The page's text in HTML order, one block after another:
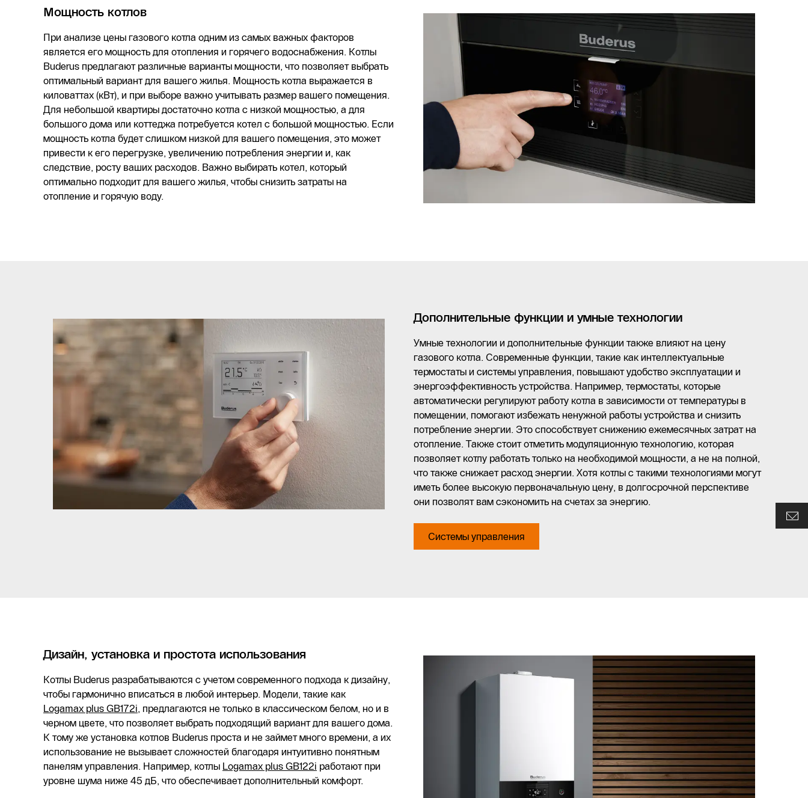
Мощность котлов
При анализе цены газового котла одним из самых важных факторов
является его мощность для отопления и горячего водоснабжения. Котлы
Buderus предлагают различные варианты мощности, что позволяет выбрать
оптимальный вариант для вашего жилья. Мощность котла выражается в
киловаттах (кВт), и при выборе важно учитывать размер вашего помещения.
Для небольшой квартиры достаточно котла с низкой мощностью, а для
большого дома или коттеджа потребуется котел с большой мощностью. Если
мощность котла будет слишком низкой для вашего помещения, это может
привести к его перегрузке, увеличению потребления энергии и, как
следствие, росту ваших расходов. Важно выбирать котел, который
оптимально подходит для вашего жилья, чтобы снизить затраты на
отопление и горячую воду.
Дополнительные функции и умные технологии
Умные технологии и дополнительные функции также влияют на цену
газового котла. Современные функции, такие как интеллектуальные
термостаты и системы управления, повышают удобство эксплуатации и
энергоэффективность устройства. Например, термостаты, которые
автоматически регулируют работу котла в зависимости от температуры в
помещении, помогают избежать ненужной работы устройства и снизить
потребление энергии. Это способствует снижению ежемесячных затрат на
отопление. Также стоит отметить модуляционную технологию, которая
позволяет котлу работать только на необходимой мощности, а не на полной,
что также снижает расход энергии. Хотя котлы с такими технологиями могут
иметь более высокую первоначальную цену, в долгосрочной перспективе
они позволят вам сэкономить на счетах за энергию.
Системы управления
Дизайн, установка и простота использования
Котлы Buderus разрабатываются с учетом современного подхода к дизайну,
чтобы гармонично вписаться в любой интерьер. Модели, такие как
Logamax plus GB172i, предлагаются не только в классическом белом, но и в
черном цвете, что позволяет выбрать подходящий вариант для вашего дома.
К тому же установка котлов Buderus проста и не займет много времени, а их
использование не вызывает сложностей благодаря интуитивно понятным
панелям управления. Например, котлы Logamax plus GB122i работают при
уровне шума ниже 45 дБ, что обеспечивает дополнительный комфорт.